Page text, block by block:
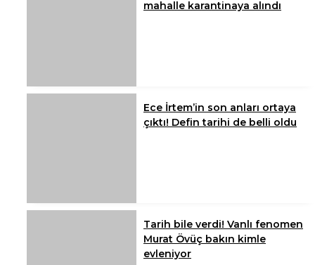
mahalle karantinaya alındı
Ece İrtem’in son anları ortaya
çıktı! Defin tarihi de belli oldu
Tarih bile verdi! Vanlı fenomen
Murat Övüç bakın kimle
evleniyor